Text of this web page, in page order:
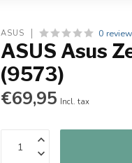
ASUS 0
ASUS Asus
(9573)
€69,95 Incl. tax